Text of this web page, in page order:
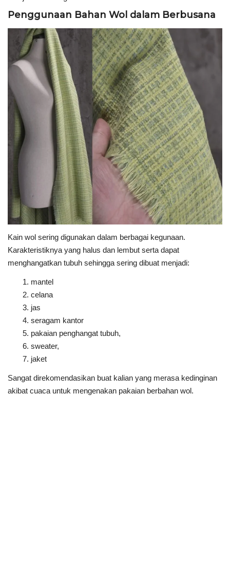
Penggunaan Bahan Wol dalam Berbusana
Kain wol sering digunakan dalam berbagai kegunaan.
Karakteristiknya yang halus dan lembut serta dapat
menghangatkan tubuh sehingga sering dibuat menjadi:
mantel
celana
jas
seragam kantor
pakaian penghangat tubuh,
sweater,
jaket
Sangat direkomendasikan buat kalian yang merasa kedinginan
akibat cuaca untuk mengenakan pakaian berbahan wol.